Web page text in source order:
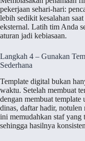
pekerjaan sehari-hari:
lebih sedikit kesalahan
eksternal. Latih tim Anda
aturan jadi kebiasaan.
Langkah 4 – Gunakan
Sederhana
Template digital bukan
waktu. Setelah membuat
dengan membuat
dinas, daftar hadir,
ini memudahkan staf yang
sehingga hasilnya